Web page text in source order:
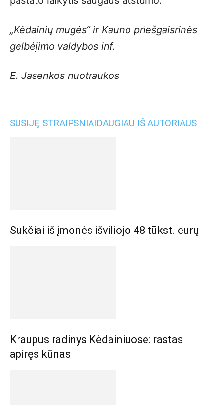
„Kėdainių mugės“ ir Kauno priešgaisrinės
gelbėjimo valdybos inf.
E. Jasenkos nuotraukos
SUSIJĘ STRAIPSNIAIDAUGIAU IŠ AUTORIAUS
Sukčiai iš įmonės išviliojo 48 tūkst. eurų
Kraupus radinys Kėdainiuose: rastas
apiręs kūnas